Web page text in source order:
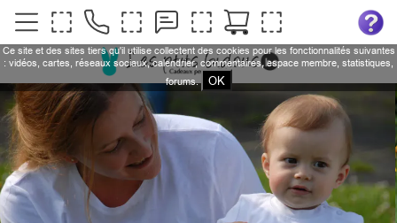
Ce site et des sites tiers qu'il utilise collectent des cookies pour les fonctionnalités suivantes
: vidéos, cartes, réseaux sociaux, calendrier, commentaires, espace membre, statistiques,
forums.
OK